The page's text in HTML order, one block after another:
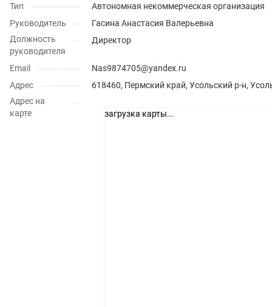
Тип
Автономная некоммерческая организация
Руководитель
Гасина Анастасия Валерьевна
Должность
руководителя
Директор
Email
Nas9874705@yandex.ru
Адрес
618460, Пермский край, Усольский р-н,
Адрес на
карте
загрузка карты...